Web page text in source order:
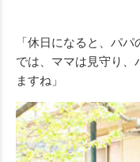
「休日になると、パ
では、ママは見守り、
ますね」